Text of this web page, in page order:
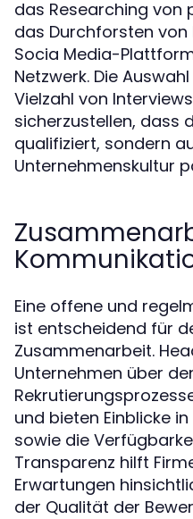
das Researching von
das Durchforsten
Socia Media-
Netzwerk. Die
Vielzahl von
sicherzustellen, dass
qualifiziert, sondern
Unternehmenskultur
Eine offene und
ist entscheidend für
Zusammenarbeit.
Unternehmen über
und bieten Einblicke
sowie die
Transparenz hilft
Erwartungen
der Qualität der